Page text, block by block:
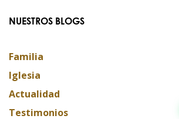
NUESTROS BLOGS
Familia
Iglesia
Actualidad
Testimonios